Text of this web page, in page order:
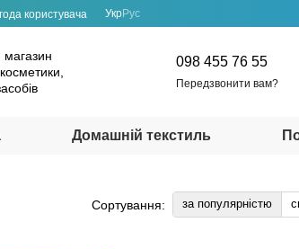
користувача УкрРус
098 455 76 55
Передзвонити вам?
Домашній текстиль
Сортування: за популярністю